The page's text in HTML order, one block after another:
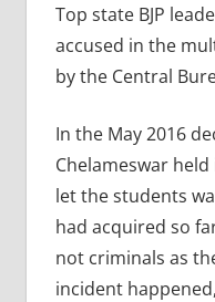
Top state BJP
accused in the
by the Central
In the May 2016
Chelameswar
let the students
had acquired so
not criminals as
incident